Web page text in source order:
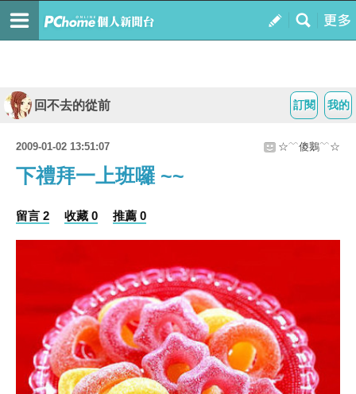
我的
訂閱
回不去的從前
2009-01-02 13:51:07 ☆﹋傻鵝﹋☆
下禮拜一上班囉 ~~
留言 2 收藏 0 推薦 0